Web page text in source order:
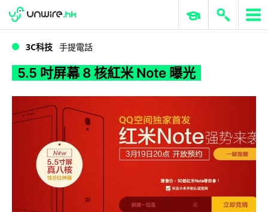
5.5 吋屏幕 8 核紅米 Note 曝光
WWDC 2026 ERP 與商業 AI
3C科技 手提電話
5.5 吋屏幕 8 核紅米 Note 曝光